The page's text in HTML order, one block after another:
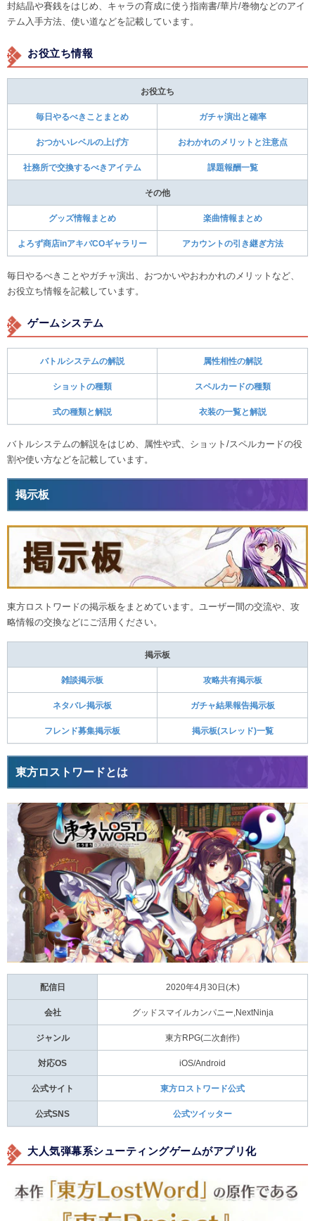
封結晶や賽銭をはじめ、キャラの育成に使う指南書/華片/巻物などのアイ
テム入手方法、使い道などを記載しています。
お役立ち情報
お役立ち
毎日やるべきことまとめ ガチャ演出と確率
おつかいレベルの上げ方 おわかれのメリットと注意点
社務所で交換するべきアイテム 課題報酬一覧
その他
グッズ情報まとめ 楽曲情報まとめ
よろず商店inアキバCOギャラリー アカウントの引き継ぎ方法
毎日やるべきことやガチャ演出、おつかいやおわかれのメリットなど、
お役立ち情報を記載しています。
ゲームシステム
バトルシステムの解説 属性相性の解説
ショットの種類 スペルカードの種類
式の種類と解説 衣装の一覧と解説
バトルシステムの解説をはじめ、属性や式、ショット/スペルカードの役
割や使い方などを記載しています。
掲示板
東方ロストワードの掲示板をまとめています。ユーザー間の交流や、攻
略情報の交換などにご活用ください。
掲示板
雑談掲示板 攻略共有掲示板
ネタバレ掲示板 ガチャ結果報告掲示板
フレンド募集掲示板 掲示板(スレッド)一覧
東方ロストワードとは
配信日 2020年4月30日(木)
会社 グッドスマイルカンパニー,NextNinja
ジャンル 東方RPG(二次創作)
対応OS iOS/Android
公式サイト 東方ロストワード公式
公式SNS 公式ツイッター
大人気弾幕系シューティングゲームがアプリ化